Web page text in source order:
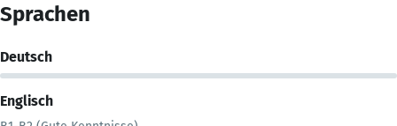
Sprachen
Deutsch
Englisch